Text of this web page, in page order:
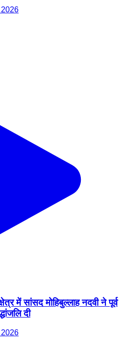
में सांसद मोहिबुल्लाह नदवी ने पूर्व
दी